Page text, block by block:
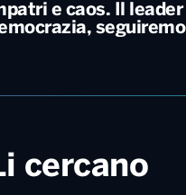
e caos. Il leader
seguiremo
cercano